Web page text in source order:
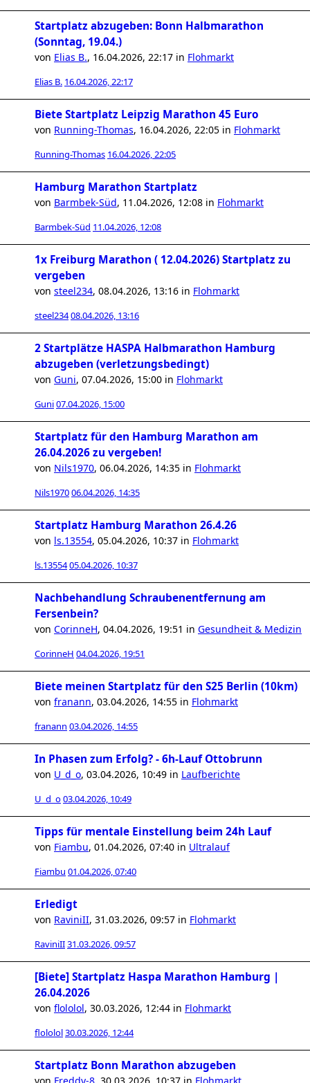
Startplatz abzugeben: Bonn Halbmarathon
(Sonntag, 19.04.)
von Elias B., 16.04.2026, 22:17 in Flohmarkt
Elias B. 16.04.2026, 22:17
Biete Startplatz Leipzig Marathon 45 Euro
von Running-Thomas, 16.04.2026, 22:05 in Flohmarkt
Running-Thomas 16.04.2026, 22:05
Hamburg Marathon Startplatz
von Barmbek-Süd, 11.04.2026, 12:08 in Flohmarkt
Barmbek-Süd 11.04.2026, 12:08
1x Freiburg Marathon ( 12.04.2026) Startplatz zu
vergeben
von steel234, 08.04.2026, 13:16 in Flohmarkt
steel23408.04.2026, 13:16
2 Startplätze HASPA Halbmarathon Hamburg
abzugeben (verletzungsbedingt)
von Guni, 07.04.2026, 15:00 in Flohmarkt
Guni07.04.2026, 15:00
Startplatz für den Hamburg Marathon am
26.04.2026 zu vergeben!
von Nils1970, 06.04.2026, 14:35 in Flohmarkt
Nils197006.04.2026, 14:35
Startplatz Hamburg Marathon 26.4.26
von ls.13554, 05.04.2026, 10:37 in Flohmarkt
ls.1355405.04.2026, 10:37
Nachbehandlung Schraubenentfernung am
Fersenbein?
von CorinneH, 04.04.2026, 19:51 in Gesundheit & Medizin
CorinneH 04.04.2026, 19:51
Biete meinen Startplatz für den S25 Berlin (10km)
von franann, 03.04.2026, 14:55 in Flohmarkt
franann 03.04.2026, 14:55
In Phasen zum Erfolg? - 6h-Lauf Ottobrunn
von U_d_o, 03.04.2026, 10:49 in Laufberichte
U_d_o03.04.2026, 10:49
Tipps für mentale Einstellung beim 24h Lauf
von Fiambu, 01.04.2026, 07:40 in Ultralauf
Fiambu 01.04.2026, 07:40
Erledigt
von RaviniII, 31.03.2026, 09:57 in Flohmarkt
RaviniII31.03.2026, 09:57
[Biete] Startplatz Haspa Marathon Hamburg |
26.04.2026
von flololol, 30.03.2026, 12:44 in Flohmarkt
flololol30.03.2026, 12:44
Startplatz Bonn Marathon abzugeben